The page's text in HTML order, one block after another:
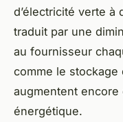
d’électricité verte à
traduit par une
au fournisseur
comme le
augmentent
énergétique.